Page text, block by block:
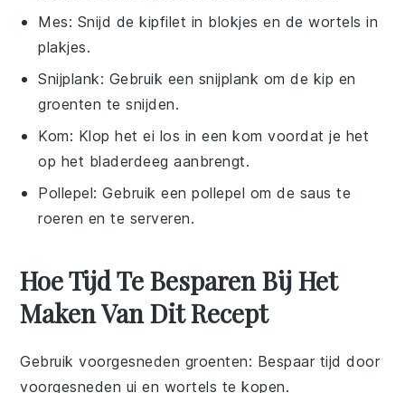
Mes: Snijd de kipfilet in blokjes en de wortels in
plakjes.
Snijplank: Gebruik een snijplank om de kip en
groenten te snijden.
Kom: Klop het ei los in een kom voordat je het
op het bladerdeeg aanbrengt.
Pollepel: Gebruik een pollepel om de saus te
roeren en te serveren.
Hoe Tijd Te Besparen Bij Het
Maken Van Dit Recept
Gebruik voorgesneden groenten: Bespaar tijd door
voorgesneden ui en wortels te kopen.